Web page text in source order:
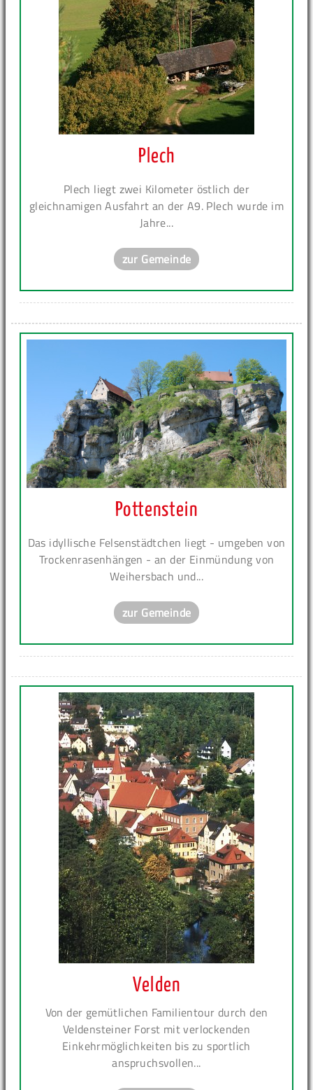
Plech
Plech liegt zwei Kilometer östlich der
gleichnamigen Ausfahrt an der A9. Plech wurde im
Jahre...
zur Gemeinde
Pottenstein
Das idyllische Felsenstädtchen liegt - umgeben von
Trockenrasenhängen - an der Einmündung von
Weihersbach und...
zur Gemeinde
Velden
Von der gemütlichen Familientour durch den
Veldensteiner Forst mit verlockenden
Einkehrmöglichkeiten bis zu sportlich
anspruchsvollen...